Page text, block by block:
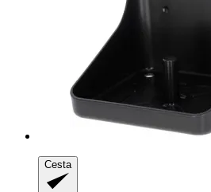
Cesta